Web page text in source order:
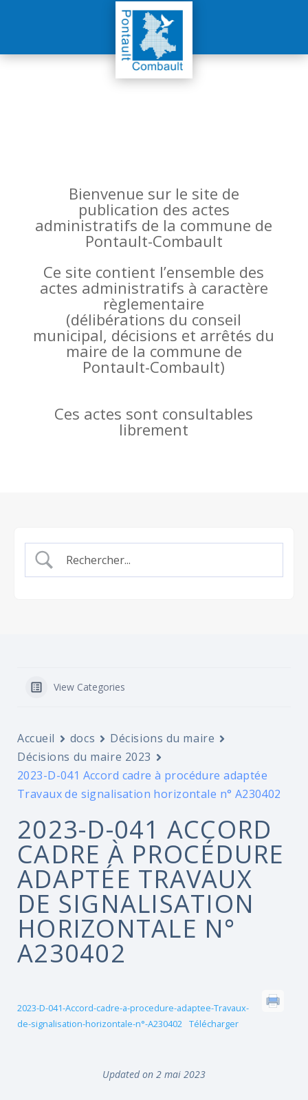
Bienvenue sur le site de
publication des actes
administratifs de la commune de
Pontault-Combault
Ce site contient l’ensemble des
actes administratifs à caractère
règlementaire
(délibérations du conseil
municipal, décisions et arrêtés du
maire de la commune de
Pontault-Combault)
Ces actes sont consultables
librement
View Categories
Accueil docs
Décisions du maire
Décisions du maire 2023
2023-D-041 Accord cadre à procédure adaptée
Travaux de signalisation horizontale n° A230402
2023-D-041 ACCORD
CADRE À PROCÉDURE
ADAPTÉE TRAVAUX
DE SIGNALISATION
HORIZONTALE N°
A230402
2023-D-041-Accord-cadre-a-procedure-adaptee-Travaux-
de-signalisation-horizontale-n°-A230402 Télécharger
Updated on 2 mai 2023